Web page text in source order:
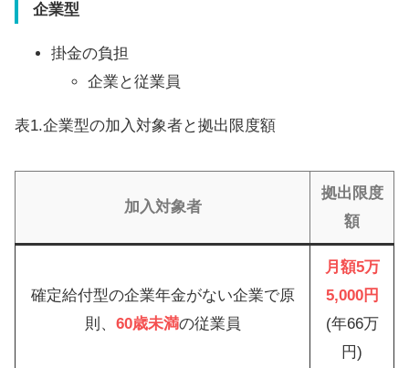
企業型
掛金の負担
企業と従業員
表1.企業型の加入対象者と拠出限度額
加入対象者
拠出限度
額
確定給付型の企業年金がない企業で原
則、 60歳未満の従業員
月額5万
5,000円
(年66万
円)